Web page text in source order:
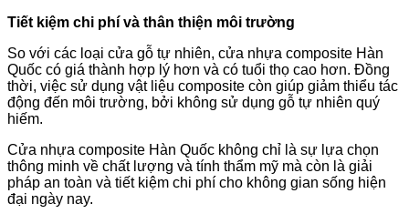
Tiết kiệm chi phí và thân thiện môi trường
So với các loại cửa gỗ tự nhiên, cửa nhựa composite Hàn
Quốc có giá thành hợp lý hơn và có tuổi thọ cao hơn. Đồng
thời, việc sử dụng vật liệu composite còn giúp giảm thiểu tác
động đến môi trường, bởi không sử dụng gỗ tự nhiên quý
hiếm.
Cửa nhựa composite Hàn Quốc không chỉ là sự lựa chọn
thông minh về chất lượng và tính thẩm mỹ mà còn là giải
pháp an toàn và tiết kiệm chi phí cho không gian sống hiện
đại ngày nay.